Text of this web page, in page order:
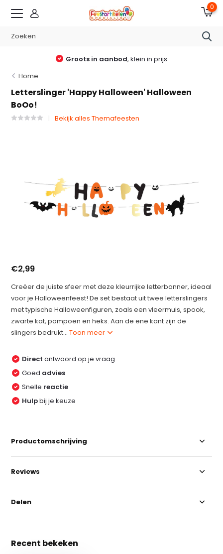
0
Groots in aanbod, klein in prijs
Home
Letterslinger 'Happy Halloween' Halloween
BoOo!
Bekijk alles Themafeesten
€2,99
Creëer de juiste sfeer met deze kleurrijke letterbanner, ideaal
voor je Halloweenfeest! De set bestaat uit twee letterslingers
met typische Halloweenfiguren, zoals een vleermuis, spook,
zwarte kat, pompoen en heks. Aan de ene kant zijn de
slingers bedrukt...Toon meer
Direct antwoord op je vraag
Goed advies
Snelle reactie
Hulpbij je keuze
Productomschrijving
Reviews
Delen
Recent bekeken